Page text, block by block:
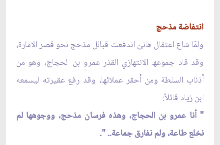
انتفاضة مذحج
ولمّا شاع اعتقال هانىَ اندفعت قبائل مذحج نحو قصر الامارة،
وقد قاد جموعها الانتهازي القذر عمرو بن الحجاج، وهو من
أذناب السلطة ومن أحقر عملائها، وقد رفع عقيرته ليسمعه
ابن زياد قائلاً:
" أنا عمرو بن الحجاج، وهذه فرسان مذحج، ووجوهها لم
نخلع طاعة، ولم نفارق جماعة.. ".